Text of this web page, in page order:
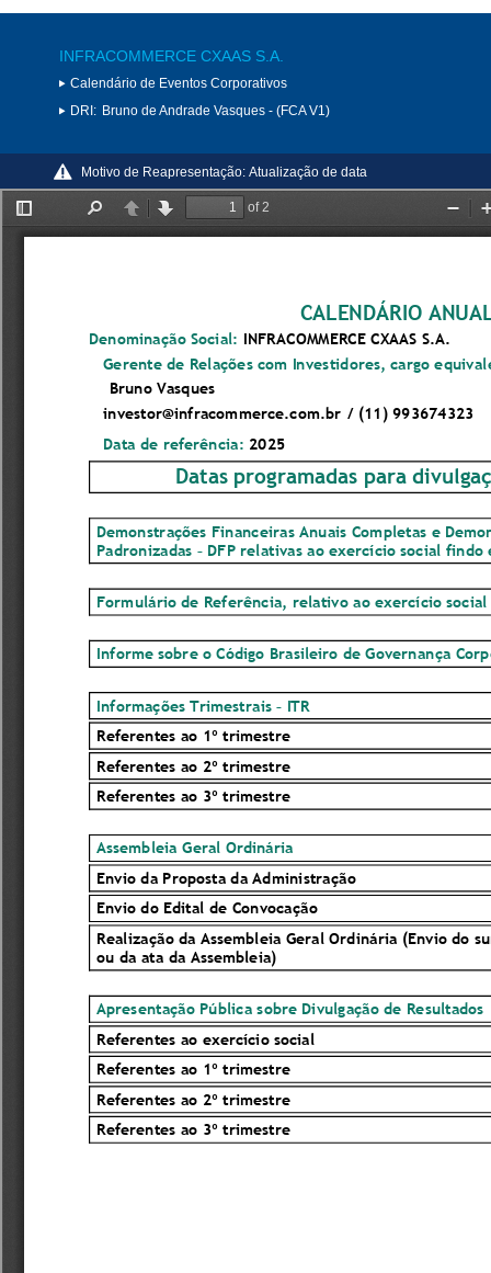
INFRACOMMERCE CXAAS S.A.
Calendário de Eventos Corporativos
DRI: Bruno de Andrade Vasques - (FCA V1)
Motivo de Reapresentação: Atualização de data